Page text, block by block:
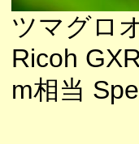
ツマグロ
Ricoh
m相当